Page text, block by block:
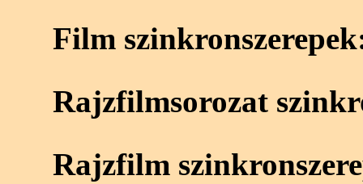
Film
Rajzfilmsorozat
Rajzfilm